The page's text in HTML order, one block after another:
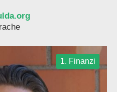
1. Finanzi